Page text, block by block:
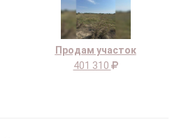
Продам участок
401 310